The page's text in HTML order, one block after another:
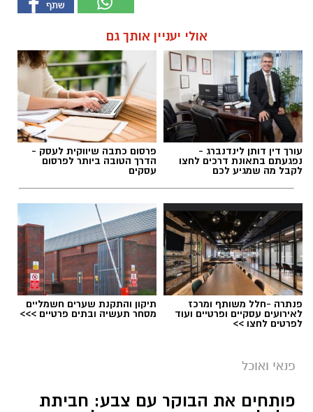
אולי יעניין אותך גם
עורך דין דותן לינדנברג -
נפגעתם בתאונת דרכים לחצו
לקבל מה שמגיע לכם
פרסום כתבה שיווקית לעסק -
הדרך הטובה ביותר לפרסום
עסקים
פנתרה -חלל משותף ומרכז
לאירועים עסקיים ופרטיים ועוד
לפרטים לחצו >>
תיקון והתקנת שערים חשמליים
מסחר תעשיה ובתים פרטיים >>>
פנאי ואוכל
פותחים את הבוקר עם צבע: חביתת